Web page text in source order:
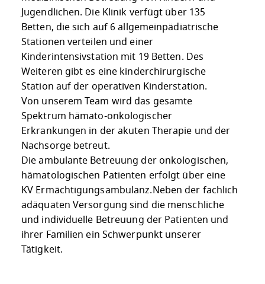
Jugendlichen. Die Klinik verfügt über 135
Betten, die sich auf 6 allgemeinpädiatrische
Stationen verteilen und einer
Kinderintensivstation mit 19 Betten. Des
Weiteren gibt es eine kinderchirurgische
Station auf der operativen Kinderstation.
Von unserem Team wird das gesamte
Spektrum hämato-onkologischer
Erkrankungen in der akuten Therapie und der
Nachsorge betreut.
Die ambulante Betreuung der onkologischen,
hämatologischen Patienten erfolgt über eine
KV Ermächtigungsambulanz.Neben der fachlich
adäquaten Versorgung sind die menschliche
und individuelle Betreuung der Patienten und
ihrer Familien ein Schwerpunkt unserer
Tätigkeit.